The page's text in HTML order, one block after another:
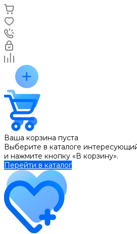
Ваша корзина пуста
Выберите в каталоге
и нажмите кнопку «В корзину».
Перейти в каталог